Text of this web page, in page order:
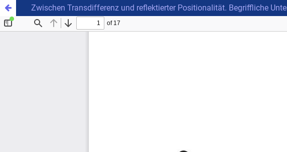
Zwischen Transdifferenz und reflektierter Positionalität. Begriffliche